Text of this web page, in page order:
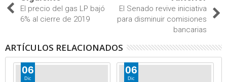
El precio del gas LP bajó
6% al cierre de 2019
El Senado revive iniciativa
para disminuir comisiones
bancarias
ARTÍCULOS RELACIONADOS
06
Dic
06
Dic